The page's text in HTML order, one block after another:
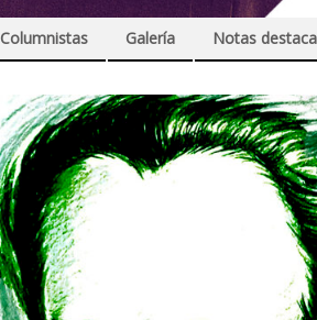
Columnistas Galería Notas